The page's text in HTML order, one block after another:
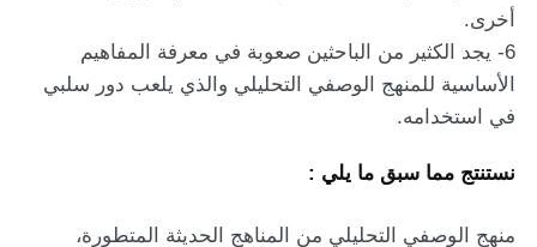
أخرى.
6- يجد الكثير من الباحثين صعوبة في معرفة المفاهيم
الأساسية للمنهج الوصفي التحليلي والذي يلعب دور سلبي
في استخدامه.
نستنتج مما سبق ما يلي :
منهج الوصفي التحليلي من المناهج الحديثة المتطورة،